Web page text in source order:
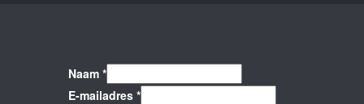
Naam *
E-mailadres *